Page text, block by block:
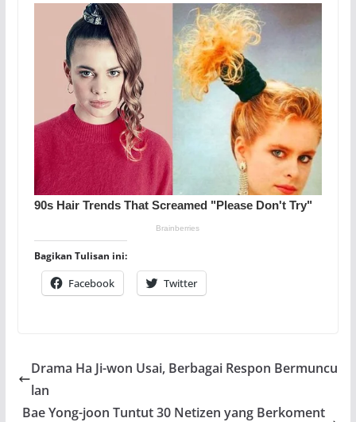
Bagikan Tulisan ini:
Facebook Twitter
Drama Ha Ji-won Usai, Berbagai Respon Bermuncu
lan
Bae Yong-joon Tuntut 30 Netizen yang Berkoment